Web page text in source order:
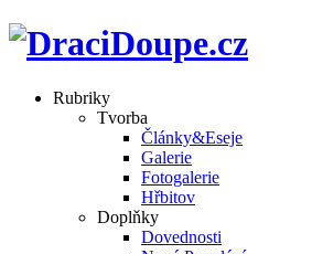
Rubriky
Tvorba
Články&Eseje
Galerie
Fotogalerie
Hřbitov
Doplňky
Dovednosti